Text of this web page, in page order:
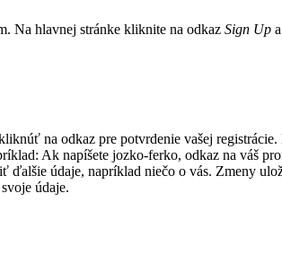
Na hlavnej stránke kliknite na odkaz Sign Up
na odkaz pre potvrdenie vašej
Ak napíšete jozko-ferko, odkaz na váš
údaje, napríklad niečo o vás. Zmeny
údaje.